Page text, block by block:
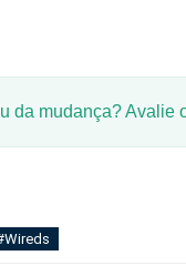
da mudança? Avalie